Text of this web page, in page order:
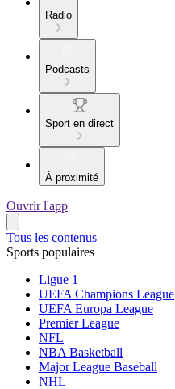
Radio
Podcasts
Sport en direct
À proximité
Ouvrir l'app
Tous les contenus
Sports populaires
Ligue 1
UEFA Champions League
UEFA Europa League
Premier League
NFL
NBA Basketball
Major League Baseball
NHL